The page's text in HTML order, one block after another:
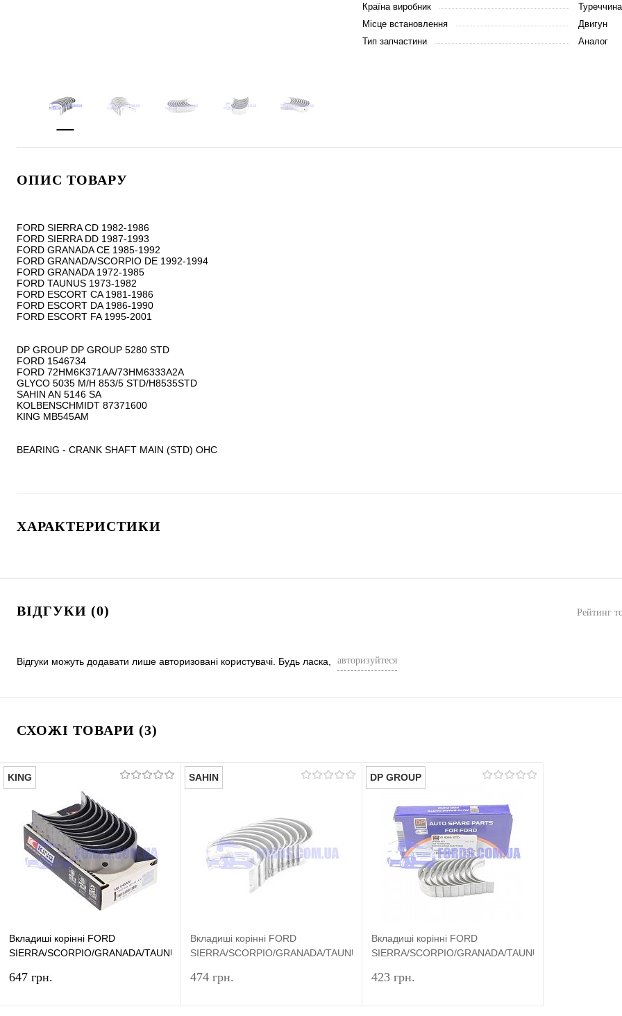
Країна виробник
Туреччина
Місце встановлення
Двигун
Тип запчастини
Аналог
ОПИС ТОВАРУ
FORD SIERRA CD 1982-1986
FORD SIERRA DD 1987-1993
FORD GRANADA CE 1985-1992
FORD GRANADA/SCORPIO DE 1992-1994
FORD GRANADA 1972-1985
FORD TAUNUS 1973-1982
FORD ESCORT CA 1981-1986
FORD ESCORT DA 1986-1990
FORD ESCORT FA 1995-2001
DP GROUP DP GROUP 5280 STD
FORD 1546734
FORD 72HM6K371AA/73HM6333A2A
GLYCO 5035 M/H 853/5 STD/H8535STD
SAHIN AN 5146 SA
KOLBENSCHMIDT 87371600
KING MB545AM
BEARING - CRANK SHAFT MAIN (STD) OHC
ХАРАКТЕРИСТИКИ
ВІДГУКИ (0) Рейтинг
Відгуки можуть додавати лише авторизовані користувачі. Будь ласка, авторизуйтеся
СХОЖІ ТОВАРИ (3)
KING
Вкладиші корінні FORD
SIERRA/SCORPIO/GRANADA/TAUNUS/ESCORT
647 грн.
SAHIN
Вкладиші корінні FORD
SIERRA/SCORPIO/GRANADA/TAUNUS/ESCORT
474 грн.
DP GROUP
Вкладиші корінні FORD
SIERRA/SCORPIO/GRANADA/TAUNUS/ESCORT
423 грн.